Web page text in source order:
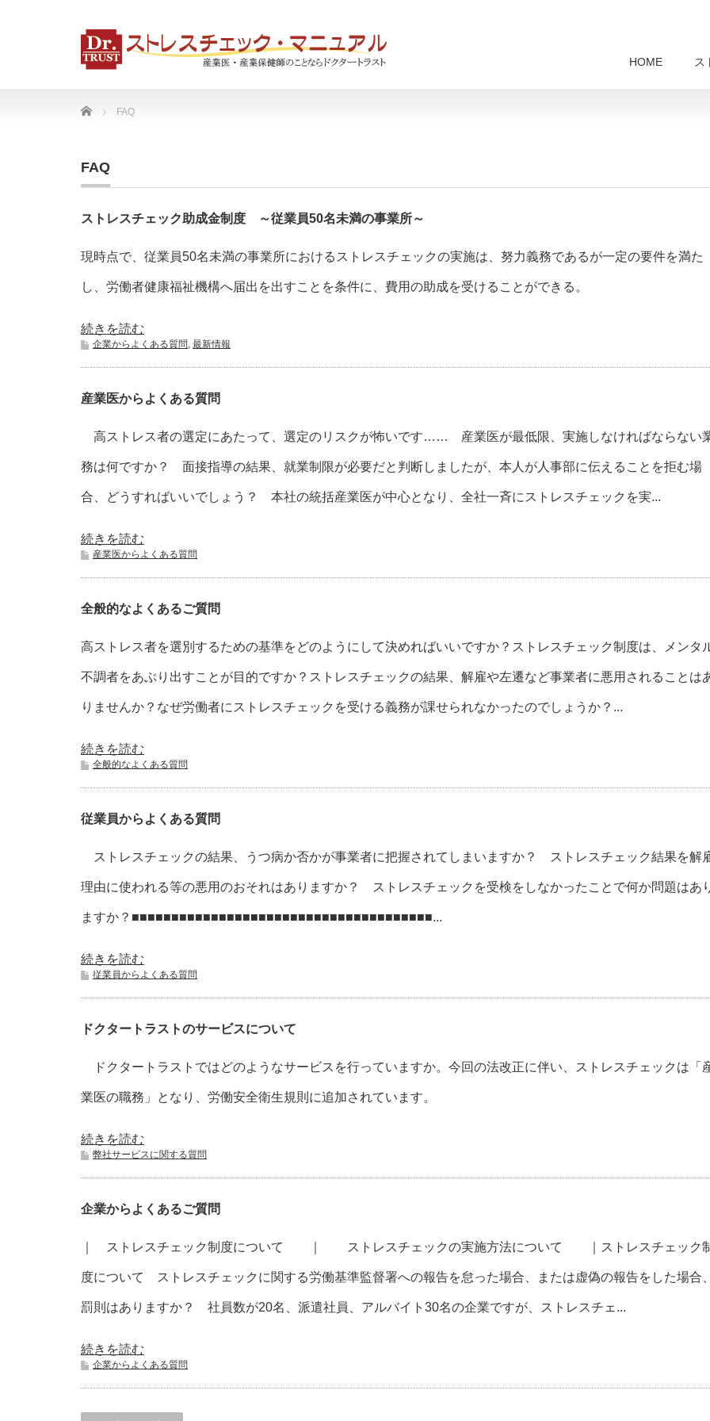
HOME ス
Home FAQ
FAQ
ストレスチェック助成金制度 ～従業員50名未満の事業所～
現時点で、従業員50名未満の事業所におけるストレスチェックの実施は、努力義務であるが一定の要件を満た
し、労働者健康福祉機構へ届出を出すことを条件に、費用の助成を受けることができる。
続きを読む
企業からよくある質問, 最新情報
産業医からよくある質問
高ストレス者の選定にあたって、選定のリスクが怖いです…… 産業医が最低限、実施しなければならない
務は何ですか？ 面接指導の結果、就業制限が必要だと判断しましたが、本人が人事部に伝えることを拒む場
合、どうすればいいでしょう？ 本社の統括産業医が中心となり、全社一斉にストレスチェックを実...
続きを読む
産業医からよくある質問
全般的なよくあるご質問
高ストレス者を選別するための基準をどのようにして決めればいいですか？ストレスチェック制度は、メンタ
不調者をあぶり出すことが目的ですか？ストレスチェックの結果、解雇や左遷など事業者に悪用されることは
りませんか？なぜ労働者にストレスチェックを受ける義務が課せられなかったのでしょうか？...
続きを読む
全般的なよくある質問
従業員からよくある質問
ストレスチェックの結果、うつ病か否かが事業者に把握されてしまいますか？ ストレスチェック結果を解
理由に使われる等の悪用のおそれはありますか？ ストレスチェックを受検をしなかったことで何か問題はあ
ますか？■■■■■■■■■■■■■■■■■■■■■■■■■■■■■■■■■■■■■■...
続きを読む
従業員からよくある質問
ドクタートラストのサービスについて
ドクタートラストではどのようなサービスを行っていますか。今回の法改正に伴い、ストレスチェックは「
業医の職務」となり、労働安全衛生規則に追加されています。
続きを読む
弊社サービスに関する質問
企業からよくあるご質問
｜ ストレスチェック制度について ｜ ストレスチェックの実施方法について ｜ストレスチェック
度について ストレスチェックに関する労働基準監督署への報告を怠った場合、または虚偽の報告をした場合
罰則はありますか？ 社員数が20名、派遣社員、アルバイト30名の企業ですが、ストレスチェ...
続きを読む
企業からよくある質問